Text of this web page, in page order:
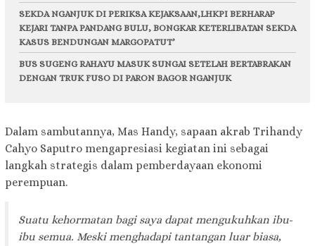
SEKDA NGANJUK DI PERIKSA KEJAKSAAN,LHKPI BERHARAP
KEJARI TANPA PANDANG BULU, BONGKAR KETERLIBATAN SEKDA
KASUS BENDUNGAN MARGOPATUT’
BUS SUGENG RAHAYU MASUK SUNGAI SETELAH BERTABRAKAN
DENGAN TRUK FUSO DI PARON BAGOR NGANJUK
Dalam sambutannya, Mas Handy, sapaan akrab Trihandy
Cahyo Saputro mengapresiasi kegiatan ini sebagai
langkah strategis dalam pemberdayaan ekonomi
perempuan.
Suatu kehormatan bagi saya dapat mengukuhkan ibu-
ibu semua. Meski menghadapi tantangan luar biasa,